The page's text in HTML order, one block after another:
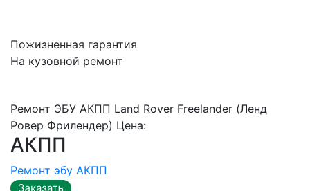
Пожизненная гарантия
На кузовной ремонт
Ремонт ЭБУ АКПП Land Rover Freelander (Ленд
Ровер Фрилендер) Цена:
АКПП
Ремонт эбу АКПП